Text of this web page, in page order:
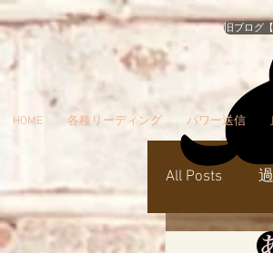
旧ブログ
HOME 各種リーディング パワー送信
All Posts
パワー送